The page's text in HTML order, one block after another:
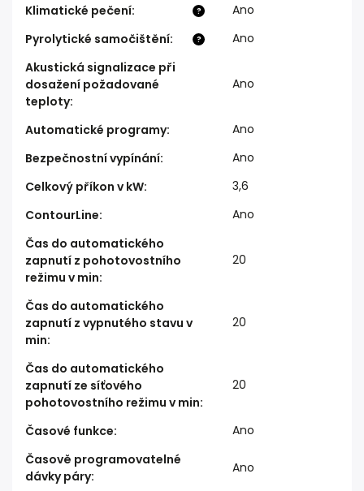
?
Klimatické pečení: Ano
?
Pyrolytické samočištění:
Ano
Akustická signalizace při
dosažení požadované
teploty:
Ano
Automatické programy:
Ano
Bezpečnostní vypínání:
Ano
Celkový příkon v kW:
3,6
ContourLine:
Ano
Čas do automatického
zapnutí z pohotovostního
režimu v min:
20
Čas do automatického
zapnutí z vypnutého stavu v
min:
20
Čas do automatického
zapnutí ze síťového
pohotovostního režimu v min:
20
Časové funkce:
Ano
Časově programovatelné
dávky páry:
Ano